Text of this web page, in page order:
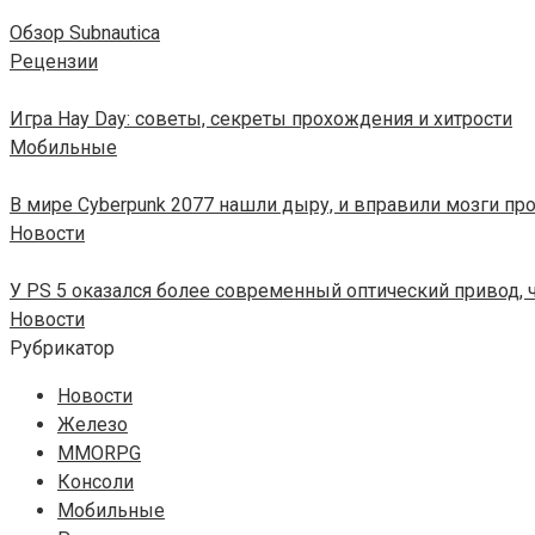
Обзор Subnautica
Рецензии
Игра Hay Day: советы, секреты прохождения и хитрости
Мобильные
В мире Cyberpunk 2077 нашли дыру, и вправили мозги
Новости
У PS 5 оказался более современный оптический привод,
Новости
Рубрикатор
Новости
Железо
MMORPG
Консоли
Мобильные